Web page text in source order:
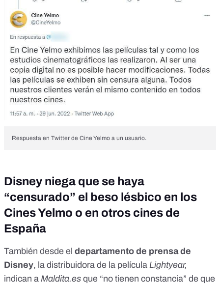
Respuesta en Twitter de Cine Yelmo a un usuario.
Disney niega que se haya
“censurado” el beso lésbico en los
Cines Yelmo o en otros cines de
España
También desde el departamento de prensa de
Disney, la distribuidora de la película Lightyear,
indican a Maldita.es que “no tienen constancia” de que